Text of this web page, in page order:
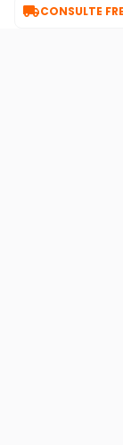
CONSULTE